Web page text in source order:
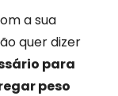
a sua
quer dizer
para
peso